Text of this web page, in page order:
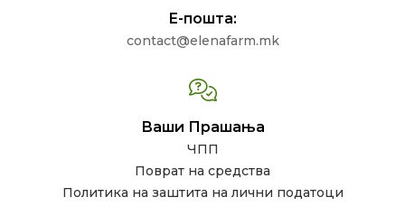
Е-пошта:
contact@elenafarm.mk
Ваши Прашања
ЧПП
Поврат на средства
Политика на заштита на лични податоци